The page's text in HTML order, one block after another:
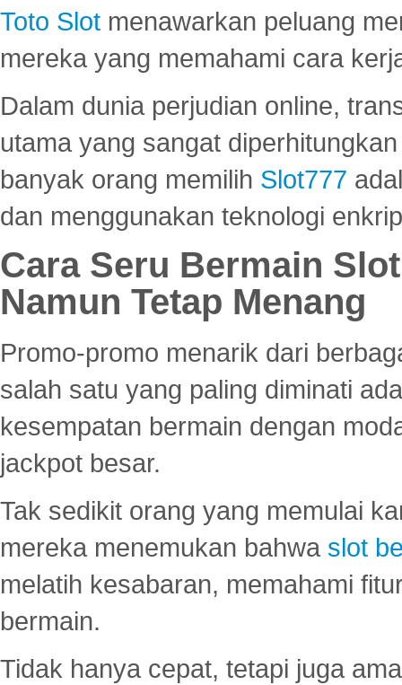
Toto Slot menawarkan peluang
mereka yang memahami cara
Dalam dunia perjudian online,
utama yang sangat
banyak orang memilih Slot777
dan menggunakan teknologi
Cara Seru Bermain
Namun Tetap Menang
Promo-promo menarik dari
salah satu yang paling diminati
kesempatan bermain dengan
jackpot besar.
Tak sedikit orang yang memulai
mereka menemukan bahwa slot
melatih kesabaran, memahami
bermain.
Tidak hanya cepat, tetapi juga